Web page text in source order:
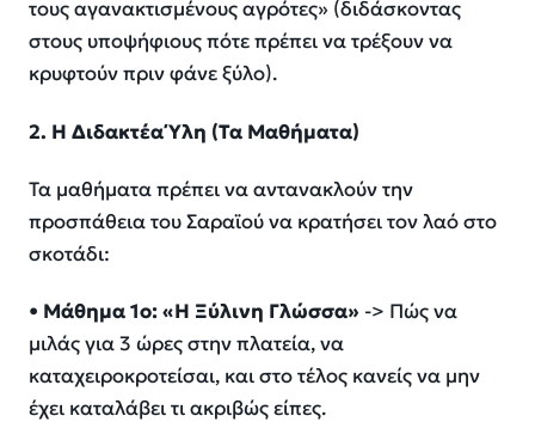
τους αγανακτισμένους αγρότες» (διδάσκοντας
στους υποψήφιους πότε πρέπει να τρέξουν να
κρυφτούν πριν φάνε ξύλο).
2. Η Διδακτέα Ύλη (Τα Μαθήματα)
Τα μαθήματα πρέπει να αντανακλούν την
προσπάθεια του Σαραϊού να κρατήσει τον λαό στο
σκοτάδι:
• Μάθημα 1ο: «Η Ξύλινη Γλώσσα» -> Πώς να
μιλάς για 3 ώρες στην πλατεία, να
καταχειροκροτείσαι, και στο τέλος κανείς να μην
έχει καταλάβει τι ακριβώς είπες.